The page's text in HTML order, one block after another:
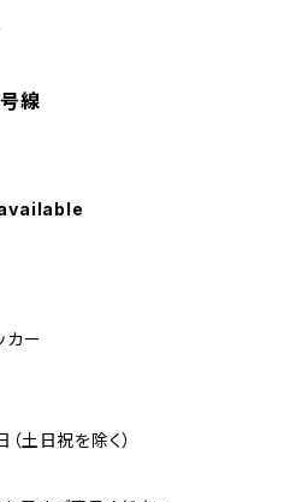
線
カー
土日祝を除く）